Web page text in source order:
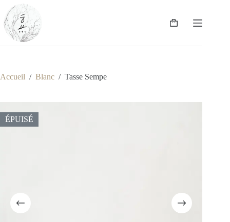
Passer
contenu
Panier
Accueil / Blanc / Tasse Sempe
ÉPUISÉ